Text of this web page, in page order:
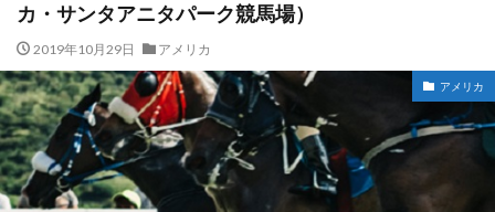
カ・サンタアニタパーク競馬場）
2019年10月29日 アメリカ
アメリカ